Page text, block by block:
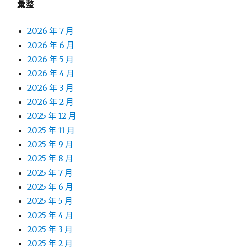
彙整
2026 年 7 月
2026 年 6 月
2026 年 5 月
2026 年 4 月
2026 年 3 月
2026 年 2 月
2025 年 12 月
2025 年 11 月
2025 年 9 月
2025 年 8 月
2025 年 7 月
2025 年 6 月
2025 年 5 月
2025 年 4 月
2025 年 3 月
2025 年 2 月